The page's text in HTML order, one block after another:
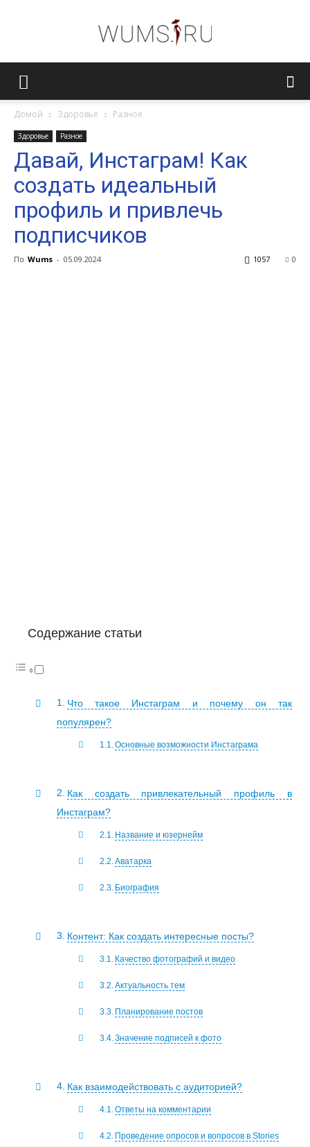
Домой Здоровье Разное
Здоровье Разное
Давай, Инстаграм! Как
создать идеальный
профиль и привлечь
подписчиков
По Wums - 05.09.2024 0
1057
Содержание статьи
Что такое Инстаграм и почему он так
популярен?
Основные возможности Инстаграма
Как создать привлекательный профиль в
Инстаграм?
Название и юзернейм
Аватарка
Биография
Контент: Как создать интересные посты?
Качество фотографий и видео
Актуальность тем
Планирование постов
Значение подписей к фото
Как взаимодействовать с аудиторией?
Ответы на комментарии
Проведение опросов и вопросов в Stories